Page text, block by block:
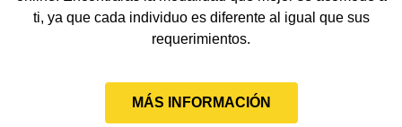
ti, ya que cada individuo es diferente al igual que sus
requerimientos.
MÁS INFORMACIÓN